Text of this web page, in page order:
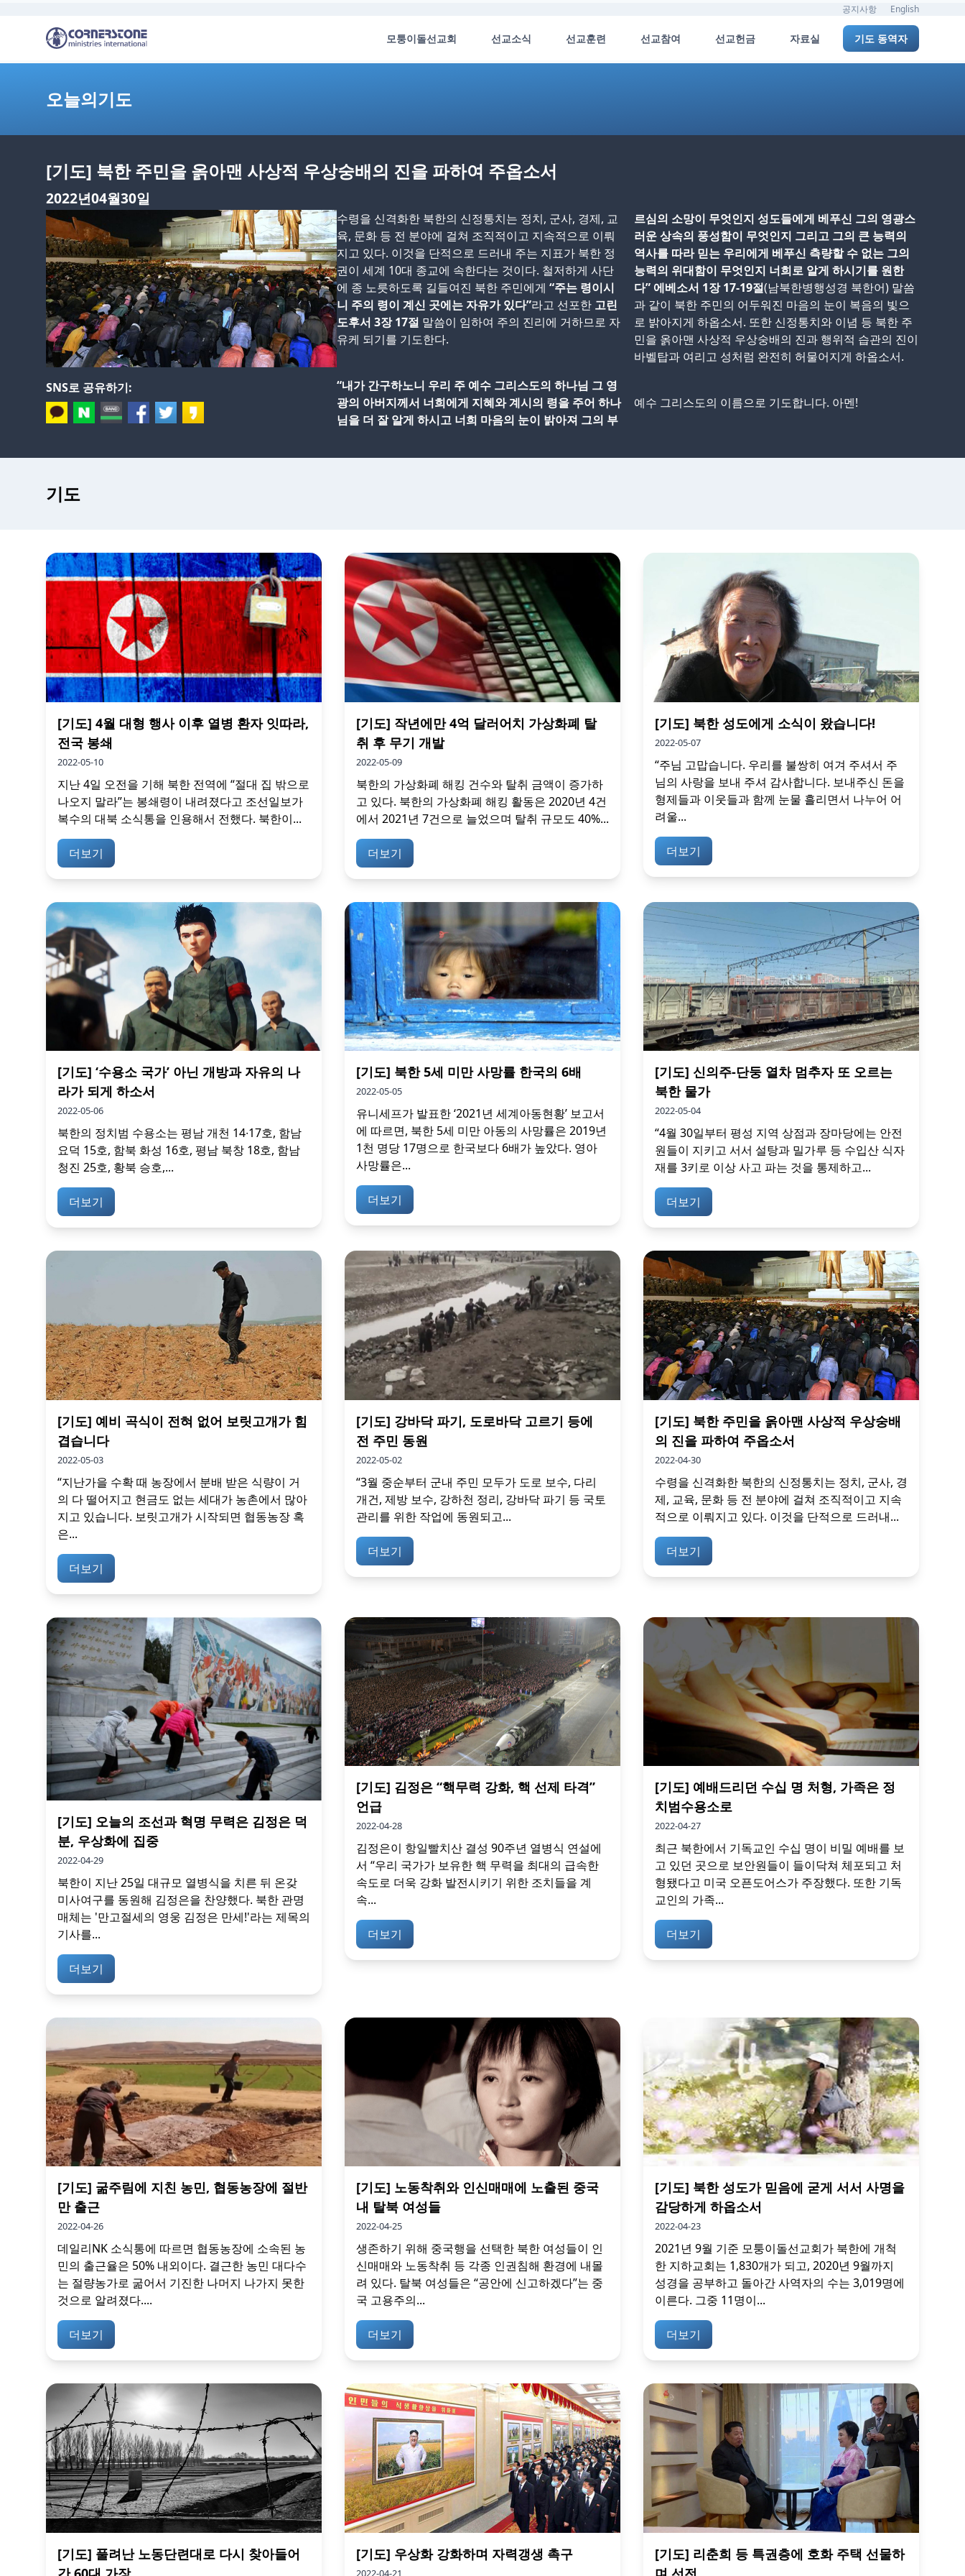
공지사항 English
모퉁이돌선교회 선교소식 선교훈련 선교참여 선교헌금 자료실 기도 동역자
오늘의기도
[기도] 북한 주민을 옭아맨 사상적 우상숭배의 진을 파하여 주옵소서
2022년04월30일
SNS로 공유하기:
수령을 신격화한 북한의 신정통치는 정치, 군사, 경제, 교
육, 문화 등 전 분야에 걸쳐 조직적이고 지속적으로 이뤄
지고 있다. 이것을 단적으로 드러내 주는 지표가 북한 정
권이 세계 10대 종교에 속한다는 것이다. 철저하게 사단
에 종 노릇하도록 길들여진 북한 주민에게“주는 령이시
니 주의 령이 계신 곳에는 자유가 있다”라고 선포한 고린
도후서 3장 17절 말씀이 임하여 주의 진리에 거하므로 자
유케 되기를 기도한다.
“내가 간구하노니 우리 주 예수 그리스도의 하나님 그 영
광의 아버지께서 너희에게 지혜와 계시의 령을 주어 하나
님을 더 잘 알게 하시고 너희 마음의 눈이 밝아져 그의 부
르심의 소망이 무엇인지 성도들에게 베푸신 그의 영광스
러운 상속의 풍성함이 무엇인지 그리고 그의 큰 능력의
역사를 따라 믿는 우리에게 베푸신 측량할 수 없는 그의
능력의 위대함이 무엇인지 너희로 알게 하시기를 원한
다” 에베소서 1장 17-19절(남북한병행성경 북한어) 말씀
과 같이 북한 주민의 어두워진 마음의 눈이 복음의 빛으
로 밝아지게 하옵소서. 또한 신정통치와 이념 등 북한 주
민을 옭아맨 사상적 우상숭배의 진과 행위적 습관의 진이
바벨탑과 여리고 성처럼 완전히 허물어지게 하옵소서.
예수 그리스도의 이름으로 기도합니다. 아멘!
기도
[기도] 4월 대형 행사 이후 열병 환자 잇따라,
전국 봉쇄
2022-05-10
지난 4일 오전을 기해 북한 전역에 “절대 집 밖으로
나오지 말라”는 봉쇄령이 내려졌다고 조선일보가
복수의 대북 소식통을 인용해서 전했다. 북한이...
더보기
[기도] 작년에만 4억 달러어치 가상화폐 탈
취 후 무기 개발
2022-05-09
북한의 가상화폐 해킹 건수와 탈취 금액이 증가하
고 있다. 북한의 가상화폐 해킹 활동은 2020년 4건
에서 2021년 7건으로 늘었으며 탈취 규모도 40%...
더보기
[기도] 북한 성도에게 소식이 왔습니다!
2022-05-07
“주님 고맙습니다. 우리를 불쌍히 여겨 주셔서 주
님의 사랑을 보내 주셔 감사합니다. 보내주신 돈을
형제들과 이웃들과 함께 눈물 흘리면서 나누어 어
려울...
더보기
[기도] ‘수용소 국가’ 아닌 개방과 자유의 나
라가 되게 하소서
2022-05-06
북한의 정치범 수용소는 평남 개천 14∙17호, 함남
요덕 15호, 함북 화성 16호, 평남 북창 18호, 함남
청진 25호, 황북 승호,...
더보기
[기도] 북한 5세 미만 사망률 한국의 6배
2022-05-05
유니세프가 발표한 ‘2021년 세계아동현황’ 보고서
에 따르면, 북한 5세 미만 아동의 사망률은 2019년
1천 명당 17명으로 한국보다 6배가 높았다. 영아
사망률은...
더보기
[기도] 신의주-단둥 열차 멈추자 또 오르는
북한 물가
2022-05-04
“4월 30일부터 평성 지역 상점과 장마당에는 안전
원들이 지키고 서서 설탕과 밀가루 등 수입산 식자
재를 3키로 이상 사고 파는 것을 통제하고...
더보기
[기도] 예비 곡식이 전혀 없어 보릿고개가 힘
겹습니다
2022-05-03
“지난가을 수확 때 농장에서 분배 받은 식량이 거
의 다 떨어지고 현금도 없는 세대가 농촌에서 많아
지고 있습니다. 보릿고개가 시작되면 협동농장 혹
은...
더보기
[기도] 강바닥 파기, 도로바닥 고르기 등에
전 주민 동원
2022-05-02
“3월 중순부터 군내 주민 모두가 도로 보수, 다리
개건, 제방 보수, 강하천 정리, 강바닥 파기 등 국토
관리를 위한 작업에 동원되고...
더보기
[기도] 북한 주민을 옭아맨 사상적 우상숭배
의 진을 파하여 주옵소서
2022-04-30
수령을 신격화한 북한의 신정통치는 정치, 군사, 경
제, 교육, 문화 등 전 분야에 걸쳐 조직적이고 지속
적으로 이뤄지고 있다. 이것을 단적으로 드러내...
더보기
[기도] 오늘의 조선과 혁명 무력은 김정은 덕
분, 우상화에 집중
2022-04-29
북한이 지난 25일 대규모 열병식을 치른 뒤 온갖
미사여구를 동원해 김정은을 찬양했다. 북한 관명
매체는 '만고절세의 영웅 김정은 만세!'라는 제목의
기사를...
더보기
[기도] 김정은 “핵무력 강화, 핵 선제 타격”
언급
2022-04-28
김정은이 항일빨치산 결성 90주년 열병식 연설에
서 “우리 국가가 보유한 핵 무력을 최대의 급속한
속도로 더욱 강화 발전시키기 위한 조치들을 계
속...
더보기
[기도] 예배드리던 수십 명 처형, 가족은 정
치범수용소로
2022-04-27
최근 북한에서 기독교인 수십 명이 비밀 예배를 보
고 있던 곳으로 보안원들이 들이닥쳐 체포되고 처
형됐다고 미국 오픈도어스가 주장했다. 또한 기독
교인의 가족...
더보기
[기도] 굶주림에 지친 농민, 협동농장에 절반
만 출근
2022-04-26
데일리NK 소식통에 따르면 협동농장에 소속된 농
민의 출근율은 50% 내외이다. 결근한 농민 대다수
는 절량농가로 굶어서 기진한 나머지 나가지 못한
것으로 알려졌다....
더보기
[기도] 노동착취와 인신매매에 노출된 중국
내 탈북 여성들
2022-04-25
생존하기 위해 중국행을 선택한 북한 여성들이 인
신매매와 노동착취 등 각종 인권침해 환경에 내몰
려 있다. 탈북 여성들은 “공안에 신고하겠다”는 중
국 고용주의...
더보기
[기도] 북한 성도가 믿음에 굳게 서서 사명을
감당하게 하옵소서
2022-04-23
2021년 9월 기준 모퉁이돌선교회가 북한에 개척
한 지하교회는 1,830개가 되고, 2020년 9월까지
성경을 공부하고 돌아간 사역자의 수는 3,019명에
이른다. 그중 11명이...
더보기
[기도] 풀려난 노동단련대로 다시 찾아들어
[기도] 우상화 강화하며 자력갱생 촉구
2022-04-21
[기도] 리춘희 등 특권층에 호화 주택 선물하